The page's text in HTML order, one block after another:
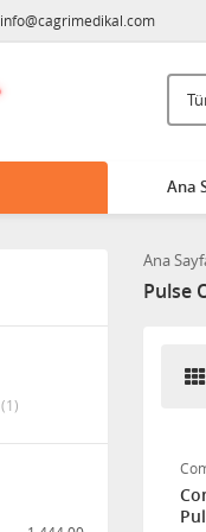
info@cagrimedikal.com
Ana
(1)
Ana
Pulse